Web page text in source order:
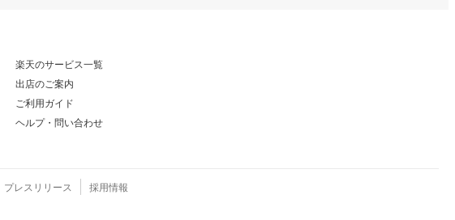
楽天のサービス一覧
出店のご案内
ご利用ガイド
ヘルプ・問い合わせ
プレスリリース 採用情報